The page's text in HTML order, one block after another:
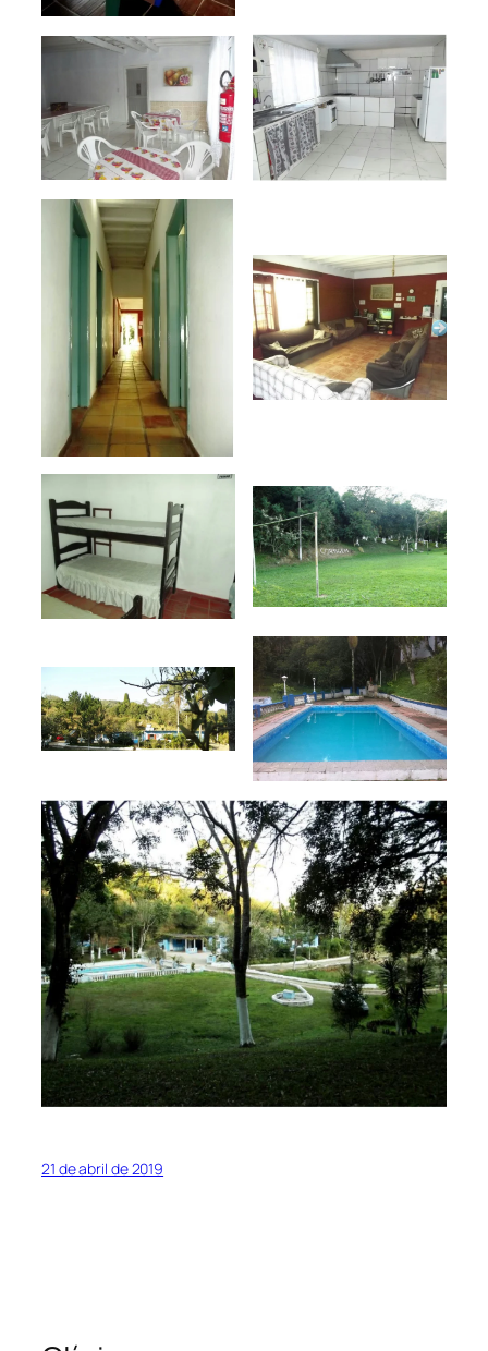
21 de abril de 2019